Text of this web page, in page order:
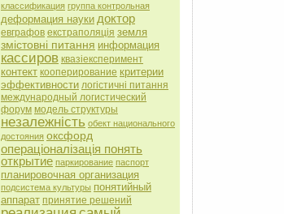
классификация группа контрольная
деформация науки доктор
евграфов екстраполяція земля
змістовні питання информация
кассиров квазіексперимент
контект кооперирование критерии
эффективности логістичні питання
международный логистический
форум модель структуры
незалежність обект национального
достояния оксфорд
операціоналізація понять
открытие паркирование паспорт
планировочная организация
подсистема культуры понятийный
аппарат принятие решений